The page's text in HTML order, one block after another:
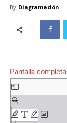
By Diagramación -
Pantalla completa
Saltar
al
contenido